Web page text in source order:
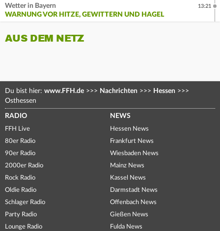
Wetter in Bayern
WARNUNG VOR HITZE, GEWITTERN UND HAGEL
13:21
AUS DEM NETZ
Du bist hier: www.FFH.de >>> Nachrichten >>> Hessen >>>
Osthessen
RADIO
FFH Live
80er Radio
90er Radio
2000er Radio
Rock Radio
Oldie Radio
Schlager Radio
Party Radio
Lounge Radio
NEWS
Hessen News
Frankfurt News
Wiesbaden News
Mainz News
Kassel News
Darmstadt News
Offenbach News
Gießen News
Fulda News